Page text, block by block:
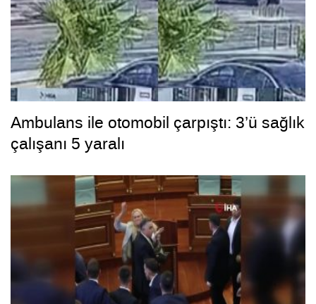
Ambulans ile otomobil çarpıştı: 3’ü sağlık
çalışanı 5 yaralı